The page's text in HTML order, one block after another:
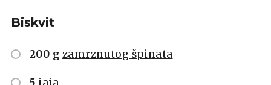
Biskvit
200 g zamrznutog špinata